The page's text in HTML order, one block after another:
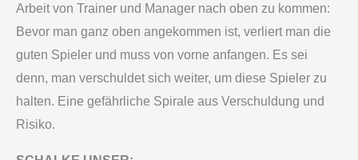
Arbeit von Trainer und Manager nach oben zu kommen:
Bevor man ganz oben angekommen ist, verliert man die
guten Spieler und muss von vorne anfangen. Es sei
denn, man verschuldet sich weiter, um diese Spieler zu
halten. Eine gefährliche Spirale aus Verschuldung und
Risiko.